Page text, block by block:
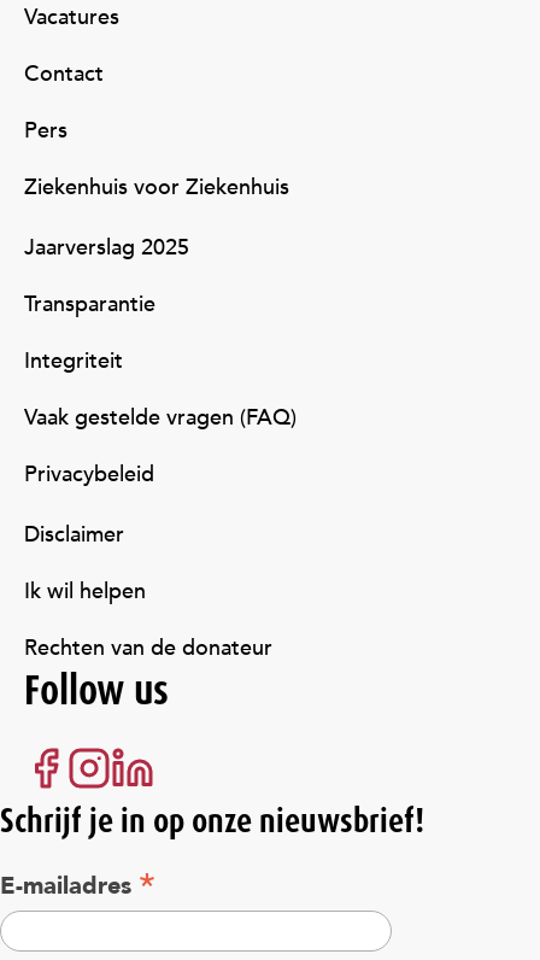
Vacatures
Contact
Pers
Ziekenhuis voor Ziekenhuis
Jaarverslag 2025
Transparantie
Integriteit
Vaak gestelde vragen (FAQ)
Privacybeleid
Disclaimer
Ik wil helpen
Rechten van de donateur
Follow us
Schrijf je in op onze nieuwsbrief!
E-mailadres *